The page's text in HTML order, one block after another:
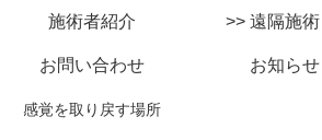
感覚を取り戻す場所
施術者紹介
お問い合わせ お知らせ